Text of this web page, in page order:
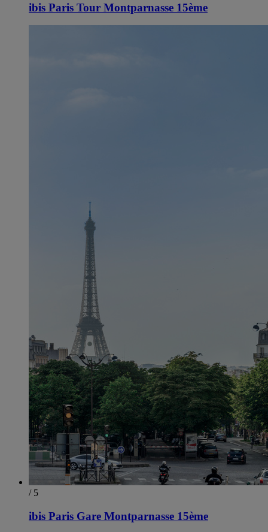
ibis Paris Tour Montparnasse 15ème
/ 5
ibis Paris Gare Montparnasse 15ème